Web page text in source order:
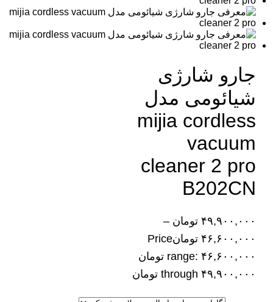
جارو شارژی
شیائومی مدل
mijia cordless
vacuum
cleaner 2 pro
B202CN
۴۹,۹۰۰,۰۰۰ تومان –
۴۶,۶۰۰,۰۰۰ تومانPrice
range: ۴۶,۶۰۰,۰۰۰ تومان
through ۴۹,۹۰۰,۰۰۰ تومان